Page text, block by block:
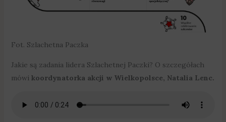
Fot. Szlachetna Paczka
Jakie są zadania lidera Szlachetnej Paczki? O szczegółach
mówi koordynatorka akcji w Wielkopolsce, Natalia Lenc.